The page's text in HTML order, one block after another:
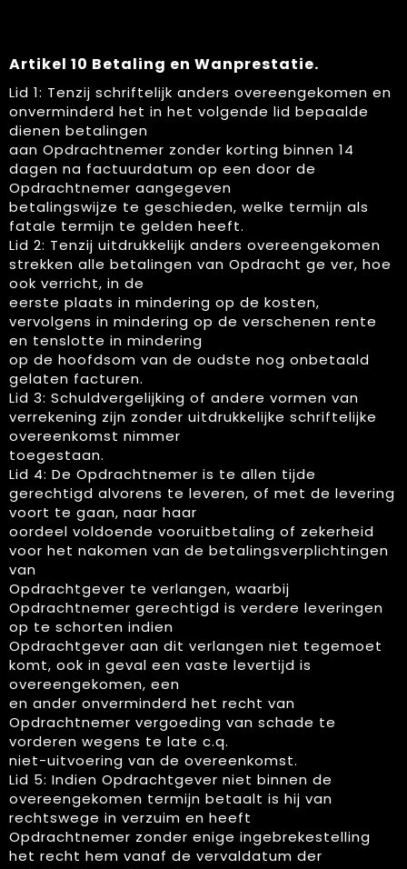
Artikel 10 Betaling en Wanprestatie.
Lid 1: Tenzij schriftelijk anders overeengekomen en
onverminderd het in het volgende lid bepaalde
dienen betalingen
aan Opdrachtnemer zonder korting binnen 14
dagen na factuurdatum op een door de
Opdrachtnemer aangegeven
betalingswijze te geschieden, welke termijn als
fatale termijn te gelden heeft.
Lid 2: Tenzij uitdrukkelijk anders overeengekomen
strekken alle betalingen van Opdracht ge ver, hoe
ook verricht, in de
eerste plaats in mindering op de kosten,
vervolgens in mindering op de verschenen rente
en tenslotte in mindering
op de hoofdsom van de oudste nog onbetaald
gelaten facturen.
Lid 3: Schuldvergelijking of andere vormen van
verrekening zijn zonder uitdrukkelijke schriftelijke
overeenkomst nimmer
toegestaan.
Lid 4: De Opdrachtnemer is te allen tijde
gerechtigd alvorens te leveren, of met de levering
voort te gaan, naar haar
oordeel voldoende vooruitbetaling of zekerheid
voor het nakomen van de betalingsverplichtingen
van
Opdrachtgever te verlangen, waarbij
Opdrachtnemer gerechtigd is verdere leveringen
op te schorten indien
Opdrachtgever aan dit verlangen niet tegemoet
komt, ook in geval een vaste levertijd is
overeengekomen, een
en ander onverminderd het recht van
Opdrachtnemer vergoeding van schade te
vorderen wegens te late c.q.
niet-uitvoering van de overeenkomst.
Lid 5: Indien Opdrachtgever niet binnen de
overeengekomen termijn betaalt is hij van
rechtswege in verzuim en heeft
Opdrachtnemer zonder enige ingebrekestelling
het recht hem vanaf de vervaldatum der